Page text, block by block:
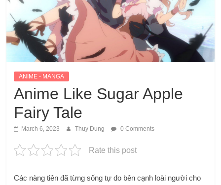
ANIME - MANGA
Anime Like Sugar Apple
Fairy Tale
March 6, 2023 Thuy Dung 0 Comments
Rate this post
Các nàng tiên đã từng sống tự do bên cạnh loài người cho